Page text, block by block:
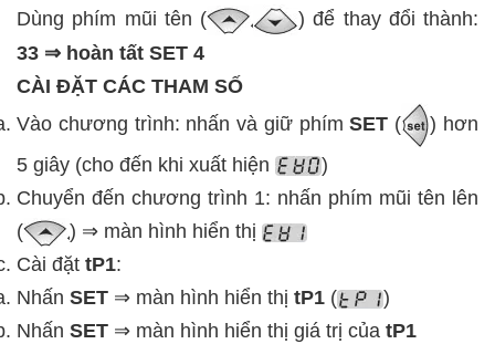
Dùng phím mũi tên (
) để thay đổi thành:
33 ⇒ hoàn tất SET 4
CÀI ĐẶT CÁC THAM SỐ
Vào chương trình: nhấn và giữ phímSET (
) hơn
5 giây (cho đến khi xuất hiện
)
Chuyển đến chương trình 1: nhấn phím mũi tên lên
(
) ⇒ màn hình hiển thị
Cài đặt tP1:
Nhấn SET ⇒ màn hình hiển thị tP1 (
)
Nhấn SET ⇒ màn hình hiển thị giá trị của tP1